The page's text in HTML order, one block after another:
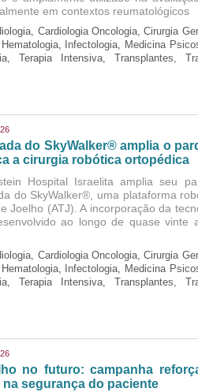
em contextos reumatológicos
Cardiologia Oncologia, Cirurgia
Infectologia, Medicina
Terapia Intensiva, Transplantes,
do SkyWalker® amplia o
a cirurgia robótica ortopédica
Hospital Israelita amplia seu
do SkyWalker®, uma plataforma
Joelho (ATJ). A incorporação da
ao longo de quase vinte
Cardiologia Oncologia, Cirurgia
Infectologia, Medicina
Terapia Intensiva, Transplantes,
no futuro: campanha
na segurança do paciente